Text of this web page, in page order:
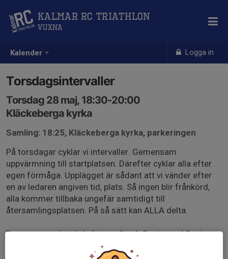
Kalender Logga in
Kalmar RC Triathlon
Vuxna
Torsdagsintervaller
Torsdag 28 maj, 18:30-20:00
Kläckeberga kyrka
Samling: 18:25, Kläckeberga kyrka, parkeringen
På torsdagar cyklar vi intervaller. Gemensam
uppvärmning till startplatsen. Därefter cyklar alla efter
egen förmåga. Upplägget är sådant att vi vänder efter
en av ledaren angiven tid, plats. Så ingen blir frånkörd,
alla kommer tillbaka ungefär samtidigt till
återsamlingsplatsen. På så sätt kan ALLA delta.
Dagens pass är tröskelintervaller 4x8 min med 2 min
setvila. Vi går igenom passet på plats innan vi börjar.